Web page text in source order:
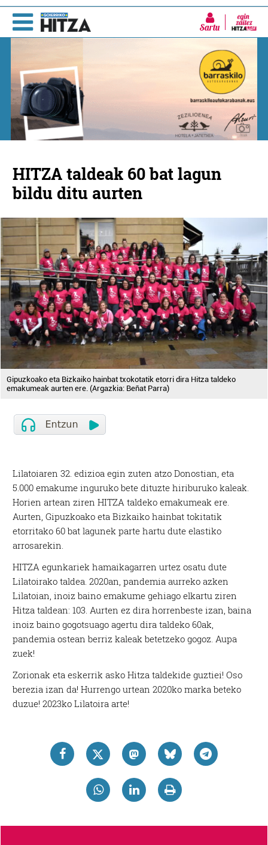
Sartu
HITZA taldeak 60 bat lagun
bildu ditu aurten
Gipuzkoako eta Bizkaiko hainbat txokotatik etorri dira Hitza taldeko
emakumeak aurten ere. (Argazkia: Beñat Parra)
Lilatoiaren 32. edizioa egin zuten atzo Donostian, eta
5.000 emakume inguruko bete dituzte hiriburuko kaleak.
Horien artean ziren HITZA taldeko emakumeak ere.
Aurten, Gipuzkoako eta Bizkaiko hainbat tokitatik
etorritako 60 bat lagunek parte hartu dute elastiko
arrosarekin.
HITZA egunkariek hamaikagarren urtez osatu dute
Lilatoirako taldea. 2020an, pandemia aurreko azken
Lilatoian, inoiz baino emakume gehiago elkartu ziren
Hitza taldean: 103. Aurten ez dira horrenbeste izan, baina
inoiz baino gogotsuago agertu dira taldeko 60ak,
pandemia ostean berriz kaleak betetzeko gogoz. Aupa
zuek!
Zorionak eta eskerrik asko Hitza taldekide guztiei! Oso
berezia izan da! Hurrengo urtean 2020ko marka beteko
duzue! 2023ko Lilatoira arte!